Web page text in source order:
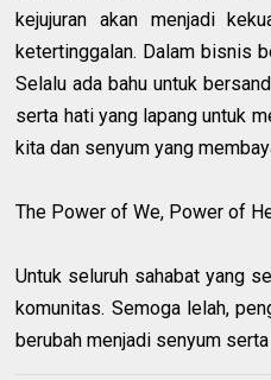
kejujuran akan menjadi
ketertinggalan. Dalam bisnis
Selalu ada bahu untuk
serta hati yang lapang untuk
kita dan senyum yang
The Power of We, Power of
Untuk seluruh sahabat yang
komunitas. Semoga lelah,
berubah menjadi senyum